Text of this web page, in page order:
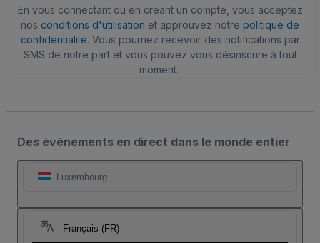
En vous connectant ou en créant un compte, vous acceptez
nos conditions d'utilisation et approuvez notre politique de
confidentialité. Vous pourriez recevoir des notifications par
SMS de notre part et vous pouvez vous désinscrire à tout
moment.
Des événements en direct dans le monde entier
Luxembourg
Français (FR)